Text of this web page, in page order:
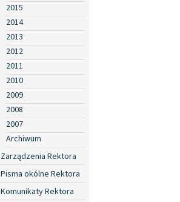
2015
2014
2013
2012
2011
2010
2009
2008
2007
Archiwum
Zarządzenia Rektora
Pisma okólne Rektora
Komunikaty Rektora